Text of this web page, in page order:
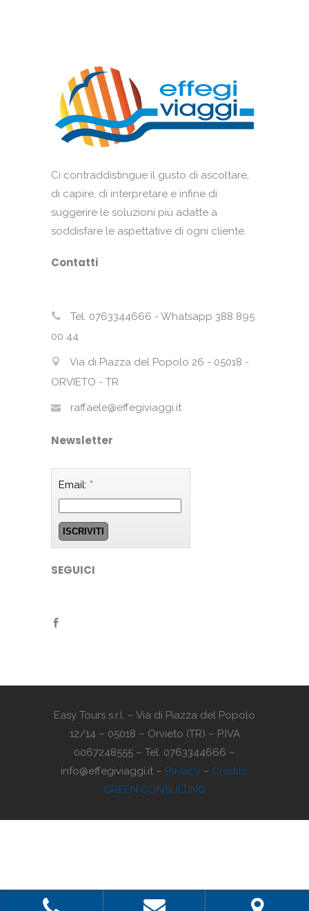
Ci contraddistingue il gusto di ascoltare,
di capire, di interpretare e infine di
suggerire le soluzioni più adatte a
soddisfare le aspettative di ogni cliente.
Contatti
Tel. 0763344666 - Whatsapp 388 895
00 44
Via di Piazza del Popolo 26 - 05018 -
ORVIETO - TR
raffaele@effegiviaggi.it
Newsletter
Email: *
SEGUICI
Easy Tours s.r.l. – Via di Piazza del Popolo
12/14 – 05018 – Orvieto (TR) – P.IVA
0067248555 – Tel. 0763344666 –
info@effegiviaggi.it – Privacy – Credits:
GREEN CONSULTING